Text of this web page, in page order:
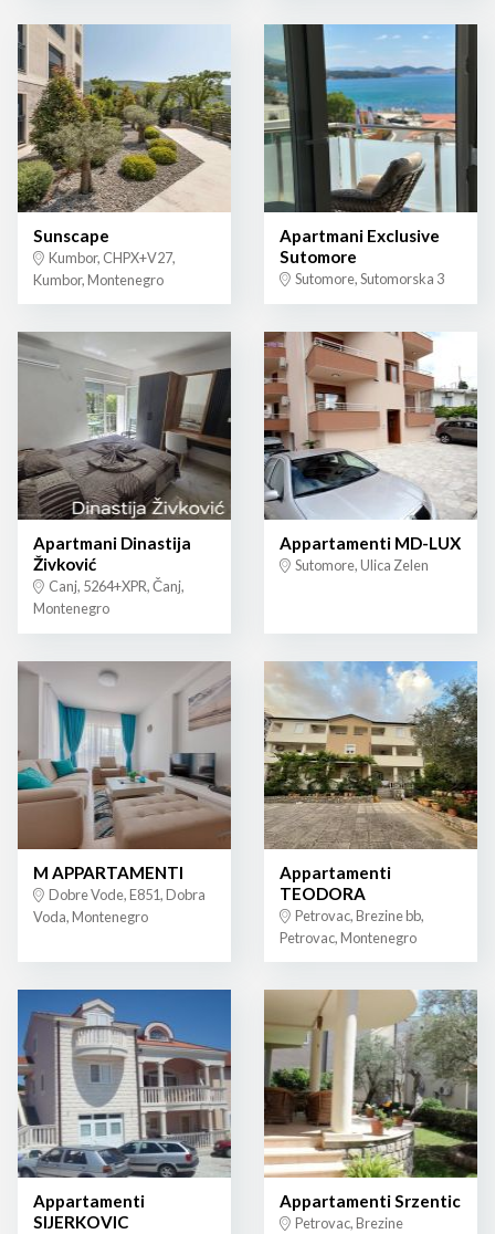
Sunscape
Kumbor, CHPX+V27,
Kumbor, Montenegro
Apartmani Exclusive
Sutomore
Sutomore, Sutomorska 3
Apartmani Dinastija
Živković
Canj, 5264+XPR, Čanj,
Montenegro
Appartamenti MD-LUX
Sutomore, Ulica Zelen
M APPARTAMENTI
Dobre Vode, E851, Dobra
Voda, Montenegro
Appartamenti
TEODORA
Petrovac, Brezine bb,
Petrovac, Montenegro
Appartamenti
SIJERKOVIC
Appartamenti Srzentic
Petrovac, Brezine